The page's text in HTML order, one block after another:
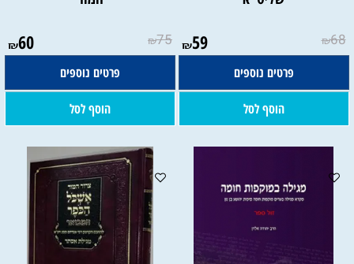
₪68
₪59
פרטים נוספים
הוסף לסל
₪75
₪60
פרטים נוספים
הוסף לסל